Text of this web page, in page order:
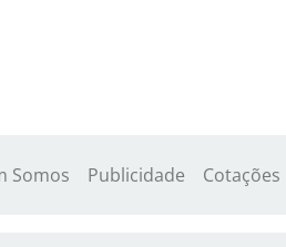
Somos Publicidade Cotações